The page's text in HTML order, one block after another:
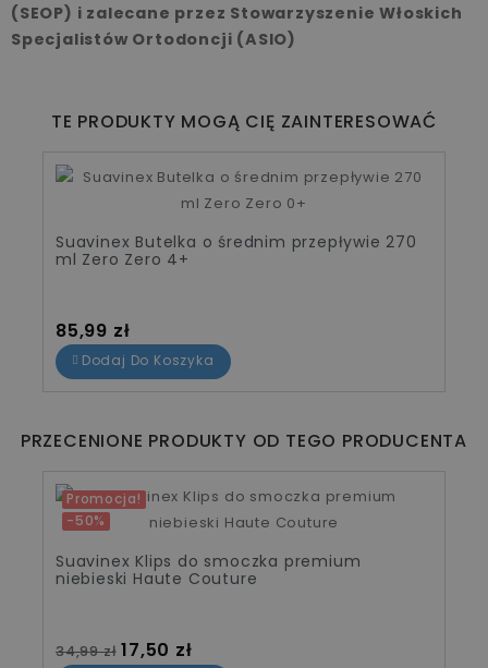
(SEOP) i zalecane przez Stowarzyszenie Włoskich
Specjalistów Ortodoncji (ASIO)
TE PRODUKTY MOGĄ CIĘ ZAINTERESOWAĆ
Suavinex Butelka o średnim przepływie 270
ml Zero Zero 4+
Cena
85,99 zł
Dodaj Do Koszyka
PRZECENIONE PRODUKTY OD TEGO PRODUCENTA
Promocja!
-50%
Suavinex Klips do smoczka premium
niebieski Haute Couture
Cena standardowa
34,99 zł Cena
17,50 zł